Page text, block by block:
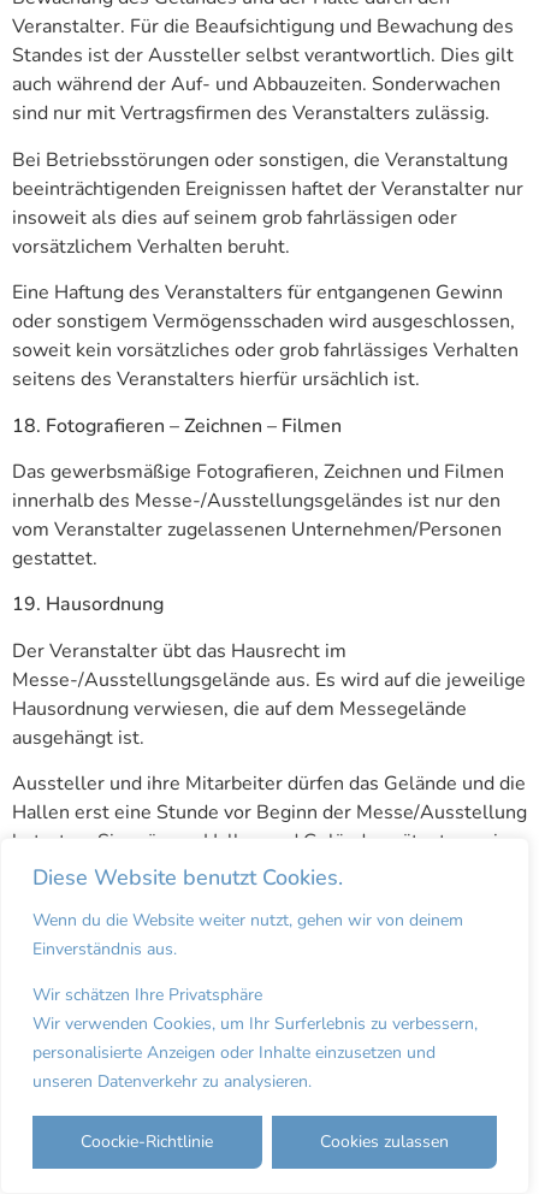
Diese Website benutzt Cookies.
Wenn du die Website weiter nutzt, gehen wir von deinem
Einverständnis aus.
Wir schätzen Ihre Privatsphäre
Wir verwenden Cookies, um Ihr Surferlebnis zu verbessern,
personalisierte Anzeigen oder Inhalte einzusetzen und
unseren Datenverkehr zu analysieren.
Coockie-Richtlinie Cookies zulassen
Veranstalter. Für die Beaufsichtigung und Bewachung des
Standes ist der Aussteller selbst verantwortlich. Dies gilt
auch während der Auf- und Abbauzeiten. Sonderwachen
sind nur mit Vertragsfirmen des Veranstalters zulässig.
Bei Betriebsstörungen oder sonstigen, die Veranstaltung
beeinträchtigenden Ereignissen haftet der Veranstalter nur
insoweit als dies auf seinem grob fahrlässigen oder
vorsätzlichem Verhalten beruht.
Eine Haftung des Veranstalters für entgangenen Gewinn
oder sonstigem Vermögensschaden wird ausgeschlossen,
soweit kein vorsätzliches oder grob fahrlässiges Verhalten
seitens des Veranstalters hierfür ursächlich ist.
18. Fotografieren – Zeichnen – Filmen
Das gewerbsmäßige Fotografieren, Zeichnen und Filmen
innerhalb des Messe-/Ausstellungsgeländes ist nur den
vom Veranstalter zugelassenen Unternehmen/Personen
gestattet.
19. Hausordnung
Der Veranstalter übt das Hausrecht im
Messe-/Ausstellungsgelände aus. Es wird auf die jeweilige
Hausordnung verwiesen, die auf dem Messegelände
ausgehängt ist.
Aussteller und ihre Mitarbeiter dürfen das Gelände und die
Hallen erst eine Stunde vor Beginn der Messe/Ausstellung
betreten. Sie müssen Hallen und Gelände spätestens eine
Stunde nach Schluss der Messe-/Ausstellung verlassen
Jede, durch den Aussteller oder deren Beauftragte
Gebäuden oder Einrichtungen wird nach Beendigung der
Veranstaltung auf Kosten des Verursachers durch den
Veranstalter oder Hallenbetreiber beseitigt und in
Rechnung gestellt.
Es gilt in erster Linie die vorhandene Hausordnung des
Veranstaltungsortes bzw. Betreibers. Es gelten die